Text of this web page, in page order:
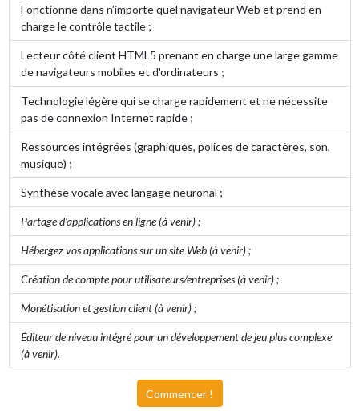
Fonctionne dans n’importe quel navigateur Web et prend en
charge le contrôle tactile ;
Lecteur côté client HTML5 prenant en charge une large gamme
de navigateurs mobiles et d'ordinateurs ;
Technologie légère qui se charge rapidement et ne nécessite
pas de connexion Internet rapide ;
Ressources intégrées (graphiques, polices de caractères, son,
musique) ;
Synthèse vocale avec langage neuronal ;
Partage d’applications en ligne (à venir) ;
Hébergez vos applications sur un site Web (à venir) ;
Création de compte pour utilisateurs/entreprises (à venir) ;
Monétisation et gestion client (à venir) ;
Éditeur de niveau intégré pour un développement de jeu plus complexe
(à venir).
Commencer !